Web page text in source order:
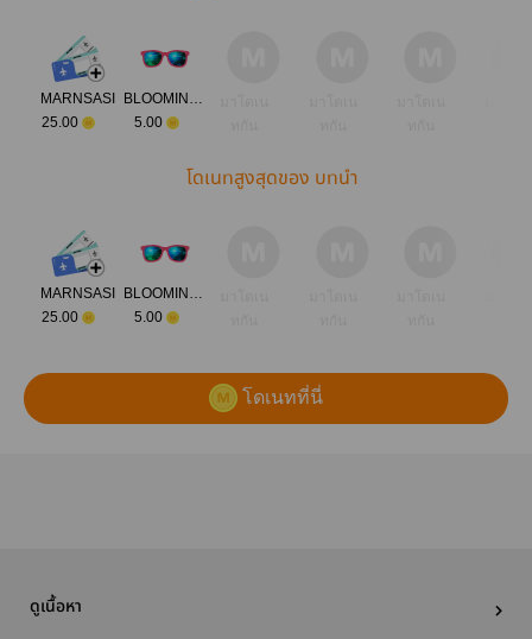
MARNSASI
25.00
5.00
โดเนทสูงสุดของ บทนำ
MARNSASI
25.00
5.00
โดเนทที่นี่
ดูเนื้อหา